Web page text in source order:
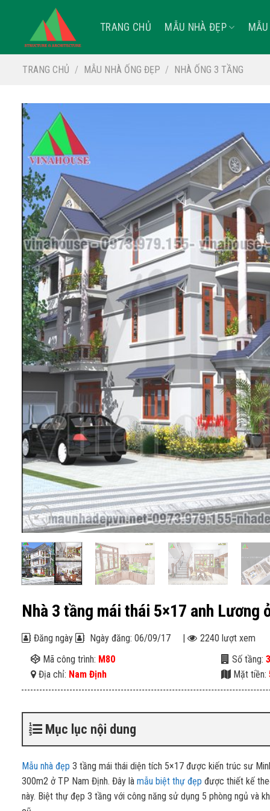
TRANG CHỦ MẪU NHÀ ĐẸP
TRANG CHỦ / MẪU NHÀ ỐNG ĐẸP / NHÀ ỐNG 3 TẦNG
Nhà 3 tầng mái thái 5×17 anh Lương
Đăng ngày Ngày đăng: 06/09/17 |
2240 lượt xem
Mã công trình: M80 Số tầng:
Địa chỉ: Nam Định Mặt tiền:
Mục lục nội dung
Mẫu nhà đẹp 3 tầng mái thái diện tích 5×17 được kiến trúc sư
300m2 ở TP Nam Định. Đây là mẫu biệt thự đẹp được thiết kế
này. Biệt thự đẹp 3 tầng với công năng sử dụng 5 phòng ngủ và